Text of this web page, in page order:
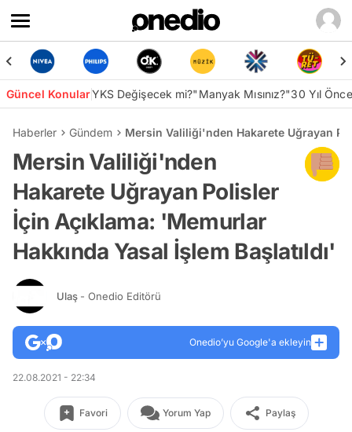
Güncel KonularYKS Değişecek mi?"Manyak Mısınız?"30 Yıl
Haberler Gündem Mersin Valiliği'nden Hakarete Uğrayan
Mersin Valiliği'nden
Hakarete Uğrayan Polisler
İçin Açıklama: 'Memurlar
Hakkında Yasal İşlem Başlatıldı'
Ulaş - Onedio Editörü
Onedio’yu Google'a ekleyin
22.08.2021 - 22:34
Favori Yorum Yap Paylaş